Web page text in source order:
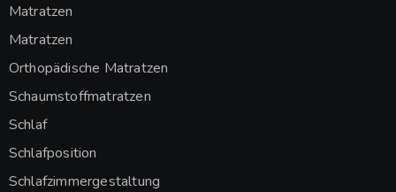
Matratzen
Matratzen
Orthopädische Matratzen
Schaumstoffmatratzen
Schlaf
Schlafposition
Schlafzimmergestaltung